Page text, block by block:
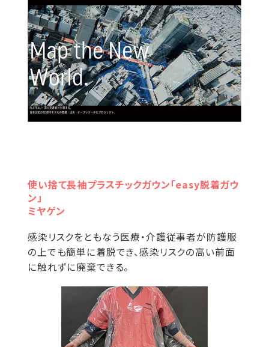
使い捨て長袖プラスチックガウン「easy脱着ガウ
ン」
ミヤゲン
感染リスクをともなう医療・介護従事者が防護服
の上でも簡単に着脱でき、感染リスクの高い前面
に触れずに廃棄できる。